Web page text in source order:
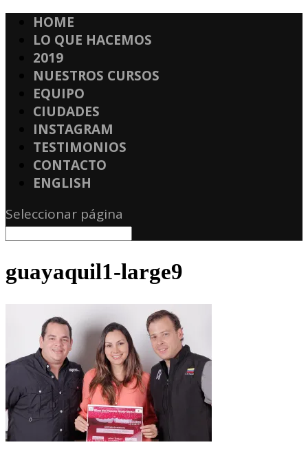
HOME
LO QUE HACEMOS
2019
NUESTROS CURSOS
EQUIPO
CIUDADES
INSTAGRAM
TESTIMONIOS
CONTACTO
ENGLISH
Seleccionar página
guayaquil1-large9